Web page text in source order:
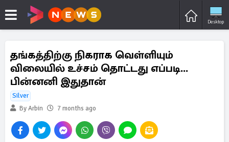
Desktop
தங்கத்திற்கு நிகராக வெள்ளியும்
விலையில் உச்சம் தொட்டது எப்படி...
பின்னனி இதுதான்
Silver
By Arbin
7 months ago